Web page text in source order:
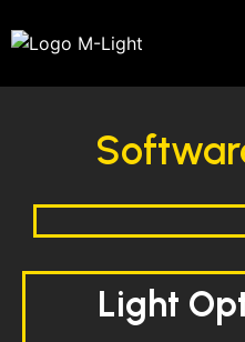
Light